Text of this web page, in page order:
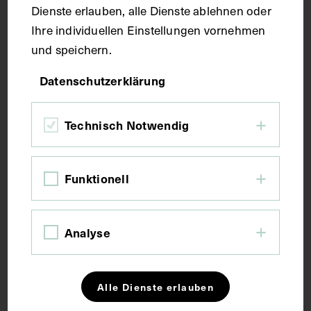
Schloss Eichhorn bei Brno, der
Geburtsort von Jaromir Mundy
Dienste erlauben, alle Dienste ablehnen oder
Ihre individuellen Einstellungen vornehmen
und speichern.
Datenschutzerklärung
Technisch Notwendig
Funktionell
Analyse
Alle Dienste erlauben